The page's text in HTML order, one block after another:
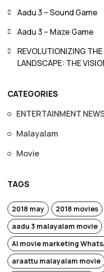
Aadu 3 – Sound Game
Aadu 3 – Maze Game
REVOLUTIONIZING
LANDSCAPE: THE
CATEGORIES
ENTERTAINMENT
Malayalam
Movie
TAGS
2018 may 2018 movies
aadu 3 malayalam movie
AI movie marketing
araattu malayalam movie